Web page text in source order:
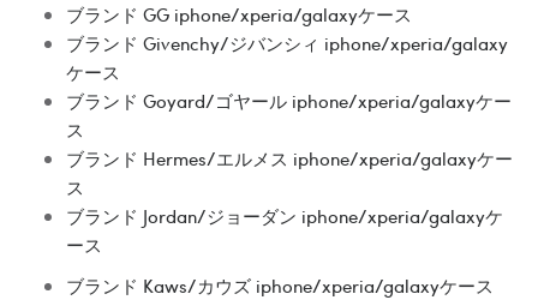
ブランド GG iphone/xperia/galaxyケース
ブランド Givenchy/ジバンシィ iphone/xperia/galaxy
ケース
ブランド Goyard/ゴヤール iphone/xperia/galaxyケー
ス
ブランド Hermes/エルメス iphone/xperia/galaxyケー
ス
ブランド Jordan/ジョーダン iphone/xperia/galaxyケ
ース
ブランド Kaws/カウズ iphone/xperia/galaxyケース